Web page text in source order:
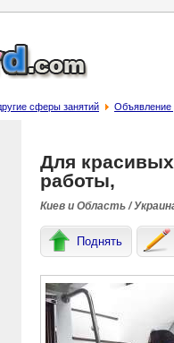
сферы занятий Объявление
Для
работы,
Киев и Область /
Поднять